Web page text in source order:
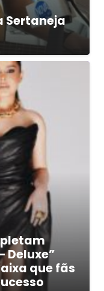
Sertaneja
Deluxe”
que fãs